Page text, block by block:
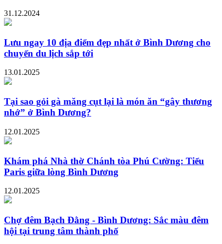
31.12.2024
Lưu ngay 10 địa điểm đẹp nhất ở Bình Dương cho
chuyến du lịch sắp tới
13.01.2025
Tại sao gỏi gà măng cụt lại là món ăn “gây thương
nhớ” ở Bình Dương?
12.01.2025
Khám phá Nhà thờ Chánh tòa Phú Cường: Tiểu
Paris giữa lòng Bình Dương
12.01.2025
Chợ đêm Bạch Đằng - Bình Dương: Sắc màu đêm
hội tại trung tâm thành phố